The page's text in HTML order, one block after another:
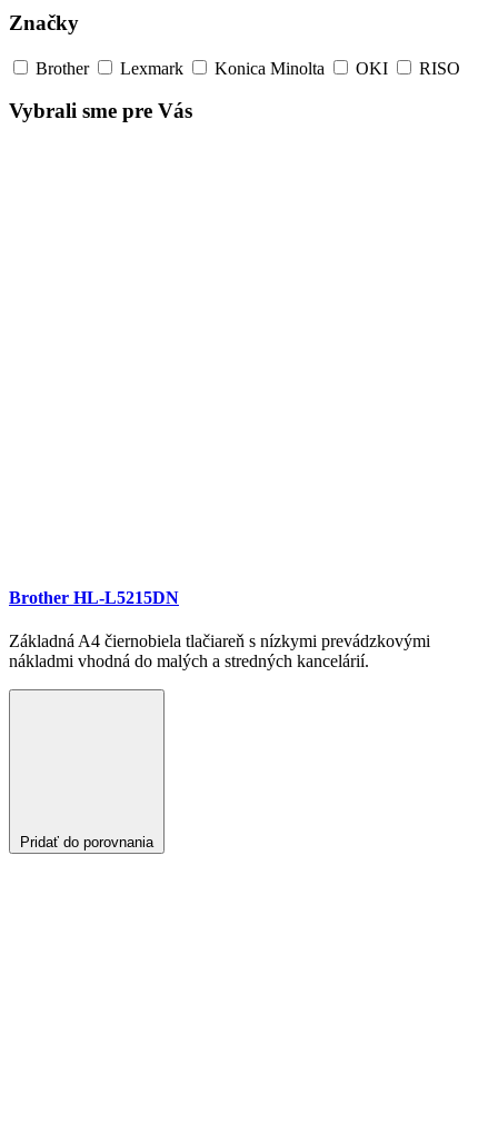
Značky
Brother Lexmark Konica Minolta OKI RISO
Vybrali sme pre Vás
Brother HL-L5215DN
Základná A4 čiernobiela tlačiareň s nízkymi prevádzkovými
nákladmi vhodná do malých a stredných kancelárií.
Pridať do porovnania